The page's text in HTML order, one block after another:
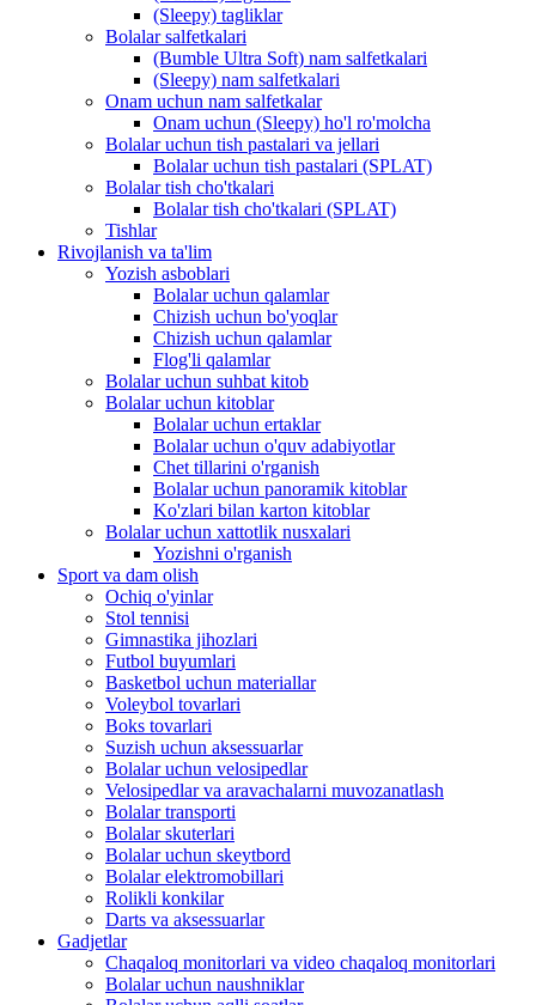
(Sleepy) tagliklar
Bolalar salfetkalari
(Bumble Ultra Soft) nam salfetkalari
(Sleepy) nam salfetkalari
Onam uchun nam salfetkalar
Onam uchun (Sleepy) ho'l ro'molcha
Bolalar uchun tish pastalari va jellari
Bolalar uchun tish pastalari (SPLAT)
Bolalar tish cho'tkalari
Bolalar tish cho'tkalari (SPLAT)
Tishlar
Rivojlanish va ta'lim
Yozish asboblari
Bolalar uchun qalamlar
Chizish uchun bo'yoqlar
Chizish uchun qalamlar
Flog'li qalamlar
Bolalar uchun suhbat kitob
Bolalar uchun kitoblar
Bolalar uchun ertaklar
Bolalar uchun o'quv adabiyotlar
Chet tillarini o'rganish
Bolalar uchun panoramik kitoblar
Ko'zlari bilan karton kitoblar
Bolalar uchun xattotlik nusxalari
Yozishni o'rganish
Sport va dam olish
Ochiq o'yinlar
Stol tennisi
Gimnastika jihozlari
Futbol buyumlari
Basketbol uchun materiallar
Voleybol tovarlari
Boks tovarlari
Suzish uchun aksessuarlar
Bolalar uchun velosipedlar
Velosipedlar va aravachalarni muvozanatlash
Bolalar transporti
Bolalar skuterlari
Bolalar uchun skeytbord
Bolalar elektromobillari
Rolikli konkilar
Darts va aksessuarlar
Gadjetlar
Chaqaloq monitorlari va video chaqaloq monitorlari
Bolalar uchun naushniklar